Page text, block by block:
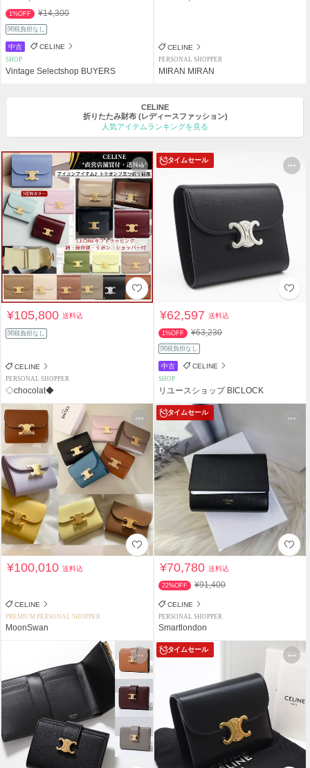
1%OFF ¥14,300
関税負担なし
中古 CELINE
SHOP
Vintage Selectshop BUYERS
CELINE
PERSONAL SHOPPER
MIRAN MIRAN
CELINE
折りたたみ財布 (レディースファッション)
人気アイテムランキングを見る
¥105,800送料込
関税負担なし
CELINE
PERSONAL SHOPPER
◇chocolat◆
タイムセール
¥62,597送料込
1%OFF ¥63,230
関税負担なし
中古 CELINE
SHOP
リユースショップ BICLOCK
¥100,010送料込
CELINE
PREMIUM PERSONAL SHOPPER
MoonSwan
タイムセール
¥70,780送料込
22%OFF ¥91,400
CELINE
PERSONAL SHOPPER
Smartlondon
タイムセール